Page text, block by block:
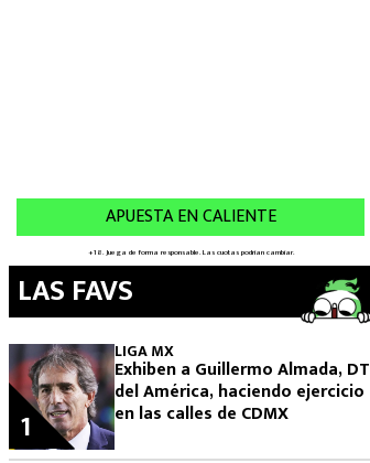
LAS FAVS
LIGA MX
Exhiben a Guillermo Almada, DT
del América, haciendo ejercicio
en las calles de CDMX
1